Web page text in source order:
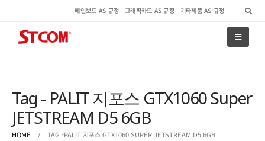
메인보드 AS 규정 그래픽카드 AS 규정 기타제품 AS 규정
Tag - PALIT 지포스 GTX1060 Super
JETSTREAM D5 6GB
HOME TAG -PALIT 지포스 GTX1060 SUPER JETSTREAM D5 6GB